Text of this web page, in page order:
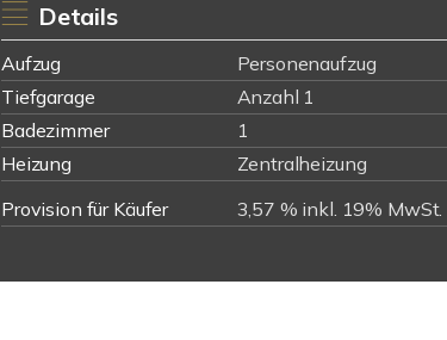
Details
Aufzug Personenaufzug
Tiefgarage
Anzahl 1
Badezimmer
1
Heizung
Zentralheizung
Provision für Käufer
3,57 % inkl. 19% MwSt.